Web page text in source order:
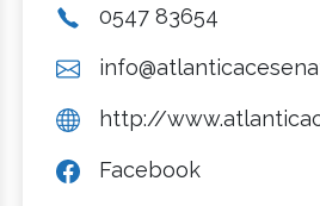
0547 83654
http://
Facebook